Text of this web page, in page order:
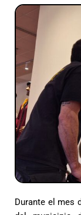
Durante el mes